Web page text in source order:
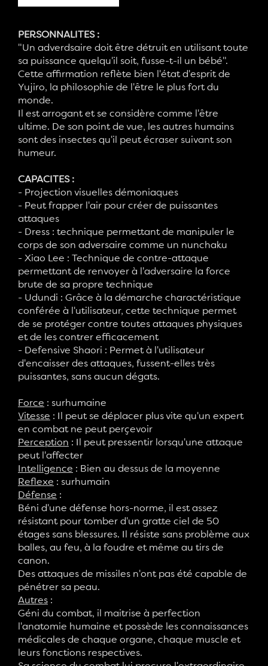
PERSONNALITES :
"Un adverdsaire doit être détruit en utilisant toute
sa puissance quelqu'il soit, fusse-t-il un bébé".
Cette affirmation reflète bien l'état d'esprit de
Yujiro, la philosophie de l'être le plus fort du
monde.
Il est arrogant et se considère comme l'être
ultime. De son point de vue, les autres humains
sont des insectes qu'il peut écraser suivant son
humeur.
CAPACITES :
- Projection visuelles démoniaques
- Peut frapper l'air pour créer de puissantes
attaques
- Dress : technique permettant de manipuler le
corps de son adversaire comme un nunchaku
- Xiao Lee : Technique de contre-attaque
permettant de renvoyer à l'adversaire la force
brute de sa propre technique
- Udundi : Grâce à la démarche charactéristique
conférée à l'utilisateur, cette technique permet
de se protéger contre toutes attaques physiques
et de les contrer efficacement
- Defensive Shaori : Permet à l'utilisateur
d'encaisser des attaques, fussent-elles très
puissantes, sans aucun dégats.
Force : surhumaine
Vitesse : Il peut se déplacer plus vite qu'un expert
en combat ne peut perçevoir
Perception : Il peut pressentir lorsqu'une attaque
peut l'affecter
Intelligence : Bien au dessus de la moyenne
Reflexe : surhumain
Défense :
Béni d'une défense hors-norme, il est assez
résistant pour tomber d'un gratte ciel de 50
étages sans blessures. Il résiste sans problème aux
balles, au feu, à la foudre et même au tirs de
canon.
Des attaques de missiles n'ont pas été capable de
pénétrer sa peau.
Autres :
Géni du combat, il maitrise à perfection
l'anatomie humaine et possède les connaissances
médicales de chaque organe, chaque muscle et
leurs fonctions respectives.